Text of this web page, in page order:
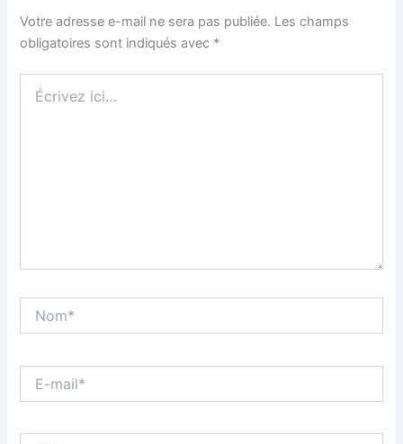
Votre adresse e-mail ne sera pas publiée. Les champs
obligatoires sont indiqués avec *
ici…
mail*